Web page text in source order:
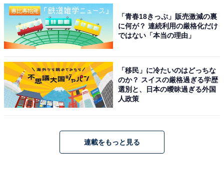
タイマー機能を活用し節電と快適性の両立を
タイマー」機能を使いましょう。おすすめは3時間で
す。入眠直後の深い睡眠が温度変化で阻害されることな
「青春18きっぷ」販売激減の裏
に何が？ 連続利用の厳格化だけ
ではない「本当の理由」
「移民」に冷たいのはどっちな
のか？ スイスの厳格過ぎる学歴
選別と、日本の曖昧過ぎる外国
人政策
連載をもっと見る